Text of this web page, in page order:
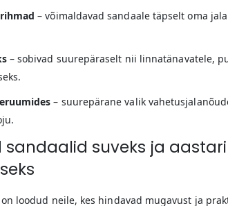
– võimaldavad sandaale täpselt oma
– sobivad suurepäraselt nii linnatänavatele,
– suurepärane valik
sandaalid suveks ja
loodud neile, kes hindavad mugavust ja